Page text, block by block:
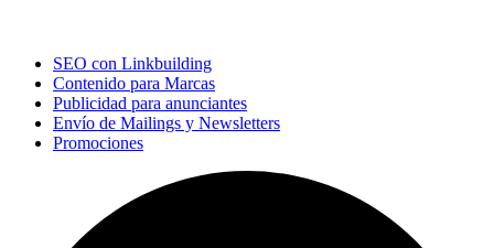
SEO con Linkbuilding
Contenido para Marcas
Publicidad para anunciantes
Envío de Mailings y Newsletters
Promociones